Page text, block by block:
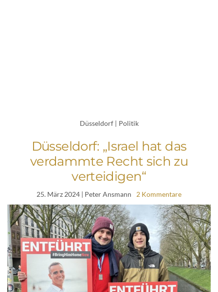
Düsseldorf | Politik
Düsseldorf: „Israel hat das
verdammte Recht sich zu
verteidigen“
25. März 2024 | Peter Ansmann 2 Kommentare